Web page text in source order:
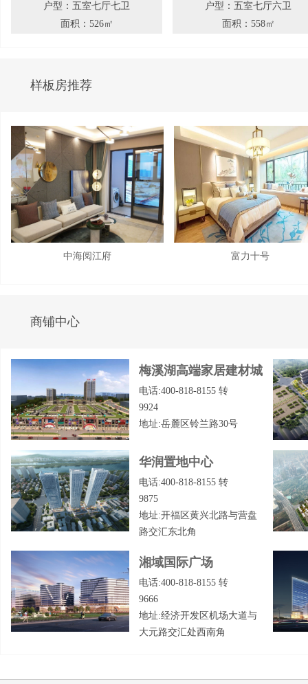
户型：五室七厅七卫
面积：526㎡
户型：五室七厅六卫
面积：558㎡
样板房推荐
中海阅江府 富力十号
商铺中心
梅溪湖高端家居建材城
电话:400-818-8155 转
9924
地址:岳麓区铃兰路30号
华润置地中心
电话:400-818-8155 转
9875
地址:开福区黄兴北路与营盘
路交汇东北角
湘域国际广场
电话:400-818-8155 转
9666
地址:经济开发区机场大道与
大元路交汇处西南角